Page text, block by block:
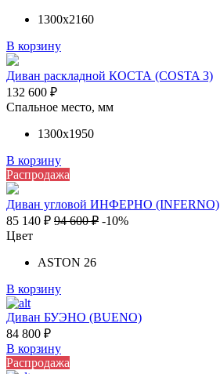
1300х2160
В корзину
Диван раскладной КОСТА (COSTA 3)
132 600 ₽
Спальное место, мм
1300х1950
В корзину
Распродажа
Диван угловой ИНФЕРНО (INFERNO)
85 140 ₽ 94 600₽ -10%
Цвет
ASTON 26
В корзину
Диван БУЭНО (BUENO)
84 800 ₽
В корзину
Распродажа